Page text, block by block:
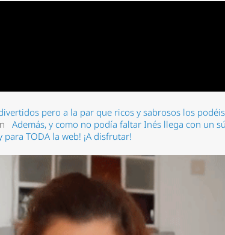
pero a la par que ricos y sabrosos los
Además, y como no podía faltar Inés llega con un
TODA la web! ¡A disfrutar!